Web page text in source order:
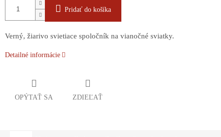
Pridať do košíka
Verný, žiarivo svietiace spoločník na vianočné sviatky.
Detailné informácie
OPÝTAŤ SA ZDIEĽAŤ